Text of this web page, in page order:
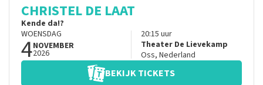
CHRISTEL DE LAAT
Kende da!?
WOENSDAG
4NOVEMBER
2026
20:15 uur
Theater De Lievekamp
Oss, Nederland
BEKIJK TICKETS